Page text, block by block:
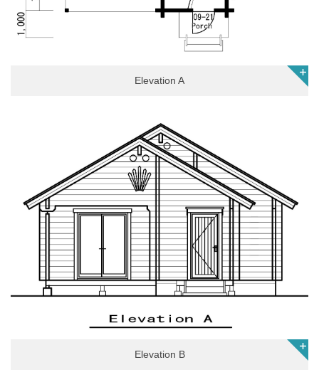
Elevation A
Elevation B